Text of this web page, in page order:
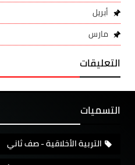
أبريل
مارس
التعليقات
التسميات
التربية الأخلاقية - صف ثاني